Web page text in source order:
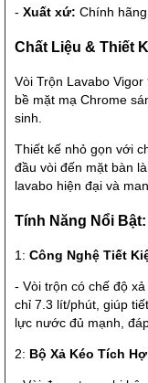
- Xuất xứ: Chính
Chất Liệu & Thiết
Vòi Trộn Lavabo
bề mặt mạ Chrome
sinh.
Thiết kế nhỏ gọn với
đầu vòi đến mặt bàn
lavabo hiện đại và
Tính Năng Nổi Bật:
1: Công Nghệ Tiết
- Vòi trộn có chế độ
chỉ 7.3 lít/phút, giúp
lực nước đủ mạnh,
2: Bộ Xả Kéo Tích